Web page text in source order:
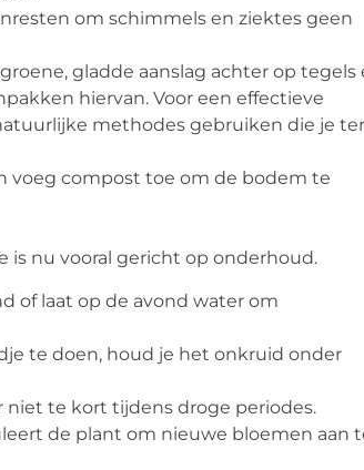
om schimmels en ziektes geen
gladde aanslag achter op tegels
hiervan. Voor een effectieve
methodes gebruiken die je
voeg compost toe om de bodem te
is nu vooral gericht op onderhoud.
of laat op de avond water om
te doen, houd je het onkruid onder
niet te kort tijdens droge periodes.
de plant om nieuwe bloemen aan